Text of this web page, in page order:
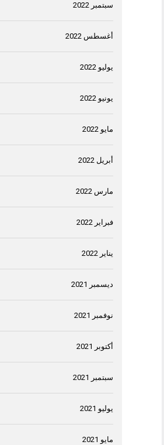
سبتمبر 2022
أغسطس 2022
يوليو 2022
يونيو 2022
مايو 2022
أبريل 2022
مارس 2022
فبراير 2022
يناير 2022
ديسمبر 2021
نوفمبر 2021
أكتوبر 2021
سبتمبر 2021
يوليو 2021
مايو 2021